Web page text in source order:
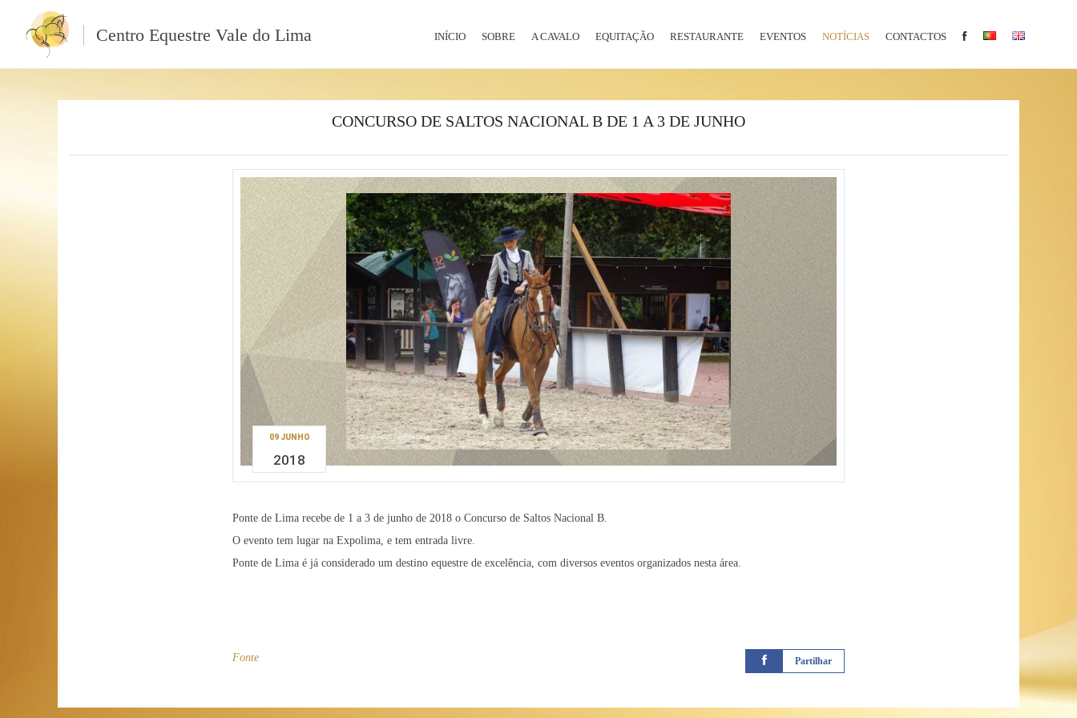
Centro Equestre Vale do Lima INÍCIO SOBRE A CAVALO EQUITAÇÃO RESTAURANTE EVENTOS NOTÍCIAS CONTACTOS
CONCURSO DE SALTOS NACIONAL B DE 1 A 3 DE JUNHO
09 JUNHO
2018
Ponte de Lima recebe de 1 a 3 de junho de 2018 o Concurso de Saltos Nacional B.
O evento tem lugar na Expolima, e tem entrada livre.
Ponte de Lima é já considerado um destino equestre de excelência, com diversos eventos organizados nesta área.
Fonte Partilhar